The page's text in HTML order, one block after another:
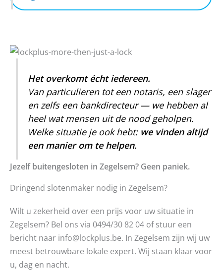
Het overkomt écht iedereen.
Van particulieren tot een notaris, een slager
en zelfs een bankdirecteur — we hebben al
heel wat mensen uit de nood geholpen.
Welke situatie je ook hebt: we vinden altijd
een manier om te helpen.
Jezelf buitengesloten in Zegelsem? Geen paniek.
Dringend slotenmaker nodig in Zegelsem?
Wilt u zekerheid over een prijs voor uw situatie in
Zegelsem? Bel ons via 0494/30 82 04 of stuur een
bericht naar info@lockplus.be. In Zegelsem zijn wij uw
meest betrouwbare lokale expert. Wij staan klaar voor
u, dag en nacht.